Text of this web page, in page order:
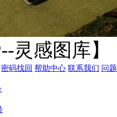
灵感图库】
密码找回 帮助中心 联系我们 问